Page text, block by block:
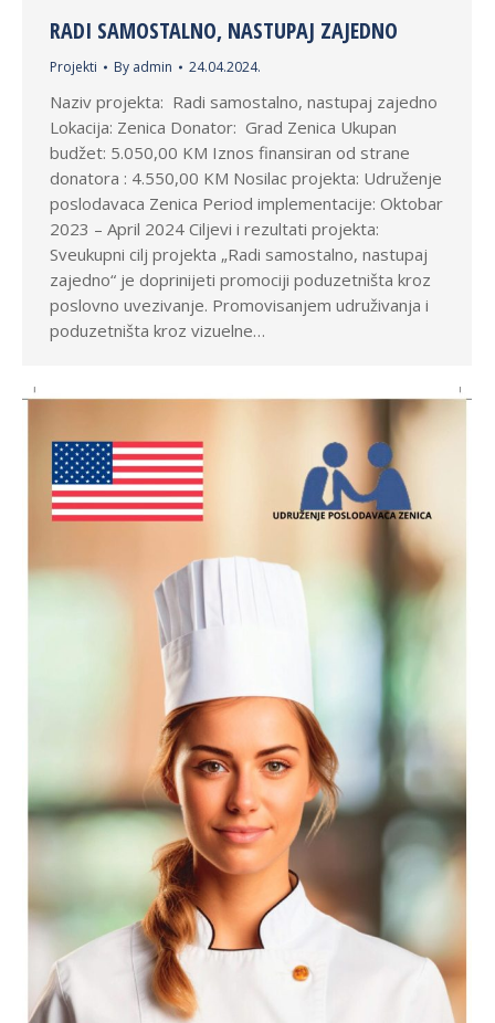
RADI SAMOSTALNO, NASTUPAJ ZAJEDNO
Projekti By admin 24.04.2024.
Naziv projekta: Radi samostalno, nastupaj zajedno
Lokacija: Zenica Donator: Grad Zenica Ukupan
budžet: 5.050,00 KM Iznos finansiran od strane
donatora : 4.550,00 KM Nosilac projekta: Udruženje
poslodavaca Zenica Period implementacije: Oktobar
2023 – April 2024 Ciljevi i rezultati projekta:
Sveukupni cilj projekta „Radi samostalno, nastupaj
zajedno“ je doprinijeti promociji poduzetništa kroz
poslovno uvezivanje. Promovisanjem udruživanja i
poduzetništa kroz vizuelne…